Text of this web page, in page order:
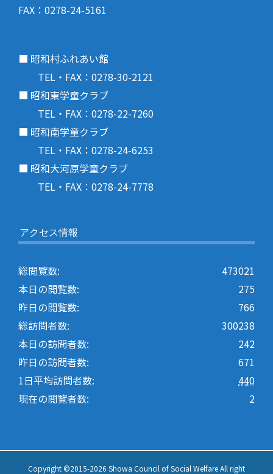
FAX：0278-24-5161
■ 昭和村ふれあい館
TEL・FAX：0278-30-2121
■ 昭和東学童クラブ
TEL・FAX：0278-22-7260
■ 昭和南学童クラブ
TEL・FAX：0278-24-6253
■ 昭和大河原学童クラブ
TEL・FAX：0278-24-7778
アクセス情報
473021
総閲覧数:
275
本日の閲覧数:
766
昨日の閲覧数:
300238
総訪問者数:
242
本日の訪問者数:
671
昨日の訪問者数:
440
1日平均訪問者数:
2
現在の閲覧者数:
Copyright ©2015-2026 Showa Council of Social Welfare All right